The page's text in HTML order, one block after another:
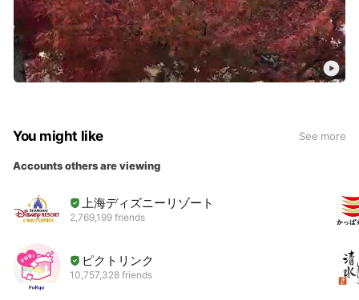
You might like See more
Accounts others are viewing
上海ディズニーリゾート
2,769,199 friends
ピクトリンク
10,757,328 friends